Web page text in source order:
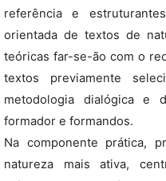
referência e
orientada de textos de
teóricas far-se-ão com o
textos previamente
metodologia dialógica e
formador e formandos.
Na componente prática,
natureza mais ativa,